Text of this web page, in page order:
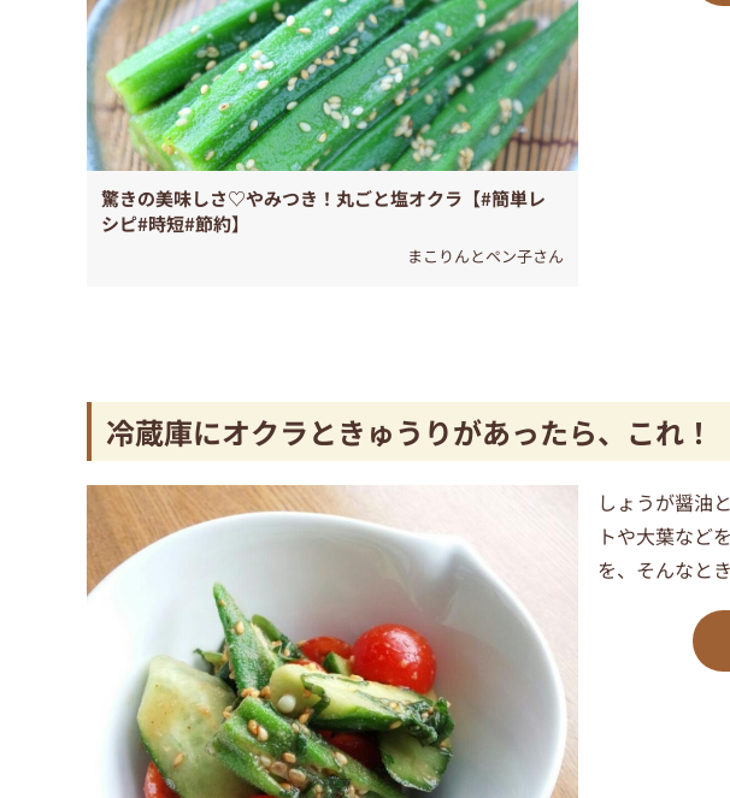
驚きの美味しさ♡やみつき！丸ごと塩オクラ【#簡単レ
シピ#時短#節約】
まこりんとペン子さん
冷蔵庫にオクラときゅうりがあったら、これ！
しょうが醤油
トや大葉など
を、そんなと